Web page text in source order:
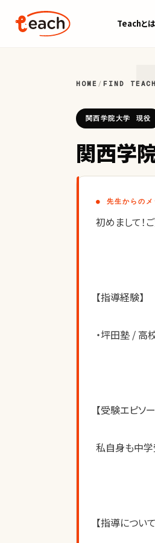
Teachとは
HOME / FIND
関西学院大学 現役
関西学
● 先生からのメ
初めまして！
【指導経験】
・坪田塾 /
【受験エピソー
私自身も中学
【指導について